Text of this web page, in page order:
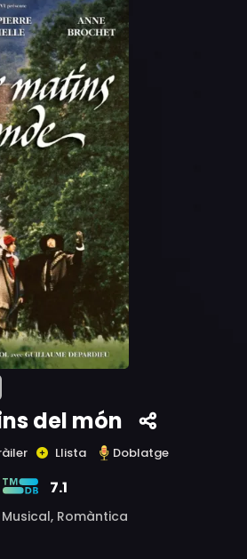
del món
Llista Doblatge
7.1
Musical, Romàntica